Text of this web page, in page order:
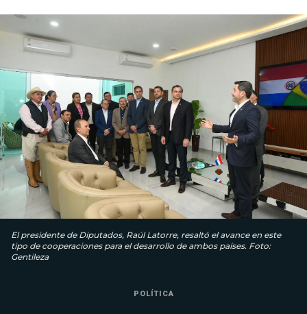
El presidente de Diputados, Raúl Latorre, resaltó el avance en este
tipo de cooperaciones para el desarrollo de ambos países. Foto:
Gentileza
POLÍTICA